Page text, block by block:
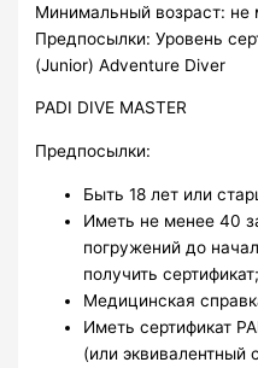
Минимальный возраст: не
Предпосылки: Уровень
(Junior) Adventure Diver
PADI DIVE MASTER
Предпосылки:
Быть 18 лет или
Иметь не менее 40
погружений до
получить сертификат;
Медицинская
Иметь сертификат
(или эквивалентный